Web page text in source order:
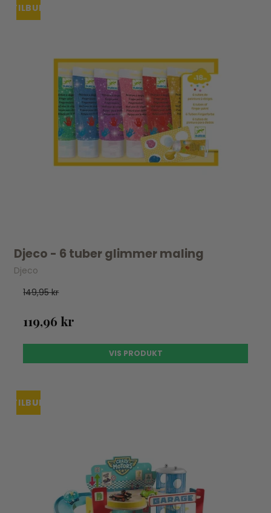
TILBUD
Djeco - 6 tuber glimmer maling
Djeco
149,95 kr
119,96 kr
VIS PRODUKT
TILBUDUDSOLGT